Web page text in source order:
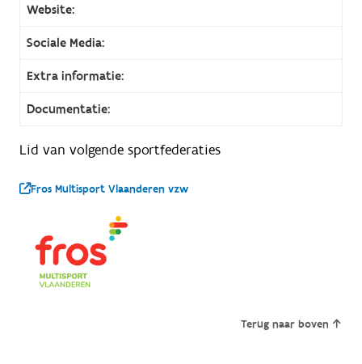
Website:
Sociale Media:
Extra informatie:
Documentatie:
Lid van volgende sportfederaties
Fros Multisport Vlaanderen vzw
Terug naar boven